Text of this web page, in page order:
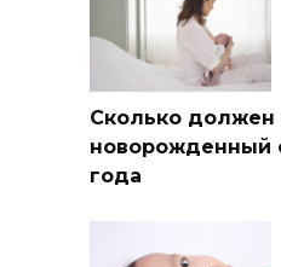
Сколько должен
новорожденный
года